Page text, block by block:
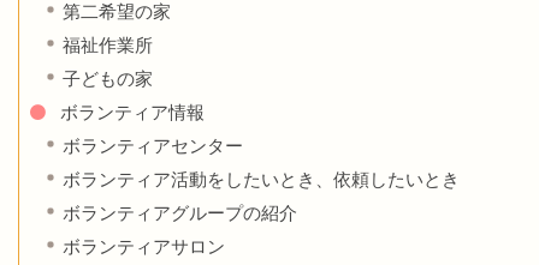
第二希望の家
福祉作業所
子どもの家
ボランティア情報
ボランティアセンター
ボランティア活動をしたいとき、依頼したいとき
ボランティアグループの紹介
ボランティアサロン